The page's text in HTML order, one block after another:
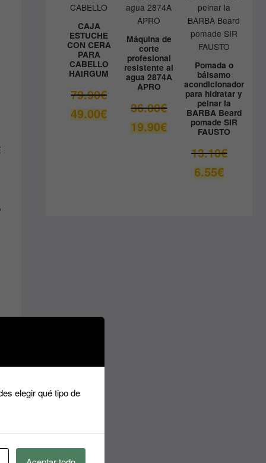
CAJA
ESTUCHE
CON CERA
PARA
CABELLO
HAIRGUM
79.90€El
original
49.00€El
precio
Máquina de
corte
profesional
resistente al
agua 2874A
APRO
36.00€El
precio
original
36.00€.
19.90€El
precio
19.90€.
Pomada o
bálsamo
acondicionador
para hidratar y
peinar la
BARBA Beard
pomade SIR
FAUSTO
13.10€El
6.55€El
precio
elegir qué tipo de